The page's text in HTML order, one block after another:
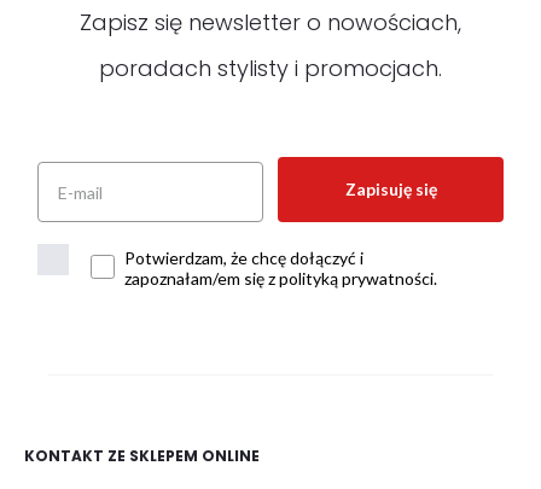
Zapisz się newsletter o nowościach,
poradach stylisty i promocjach.
Zapisuję się
Potwierdzam, że chcę dołączyć i
zapoznałam/em się z polityką prywatności.
KONTAKT ZE SKLEPEM ONLINE